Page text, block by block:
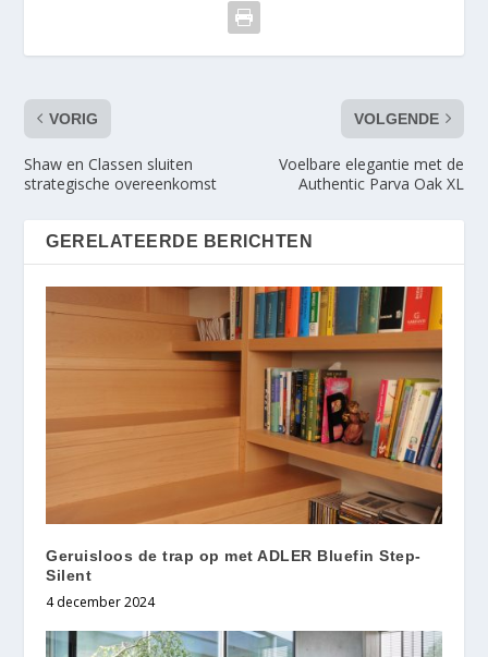
VORIG
Shaw en Classen sluiten
strategische overeenkomst
VOLGENDE
Voelbare elegantie met de
Authentic Parva Oak XL
GERELATEERDE BERICHTEN
Geruisloos de trap op met ADLER Bluefin Step-
Silent
4 december 2024